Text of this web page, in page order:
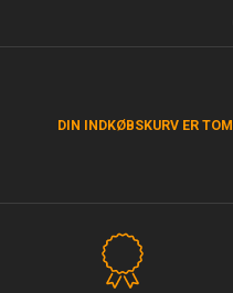
DIN INDKØBSKURV ER TOM